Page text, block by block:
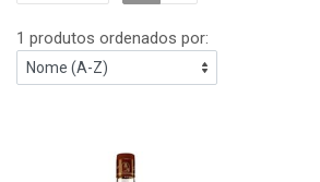
1 produtos ordenados por: